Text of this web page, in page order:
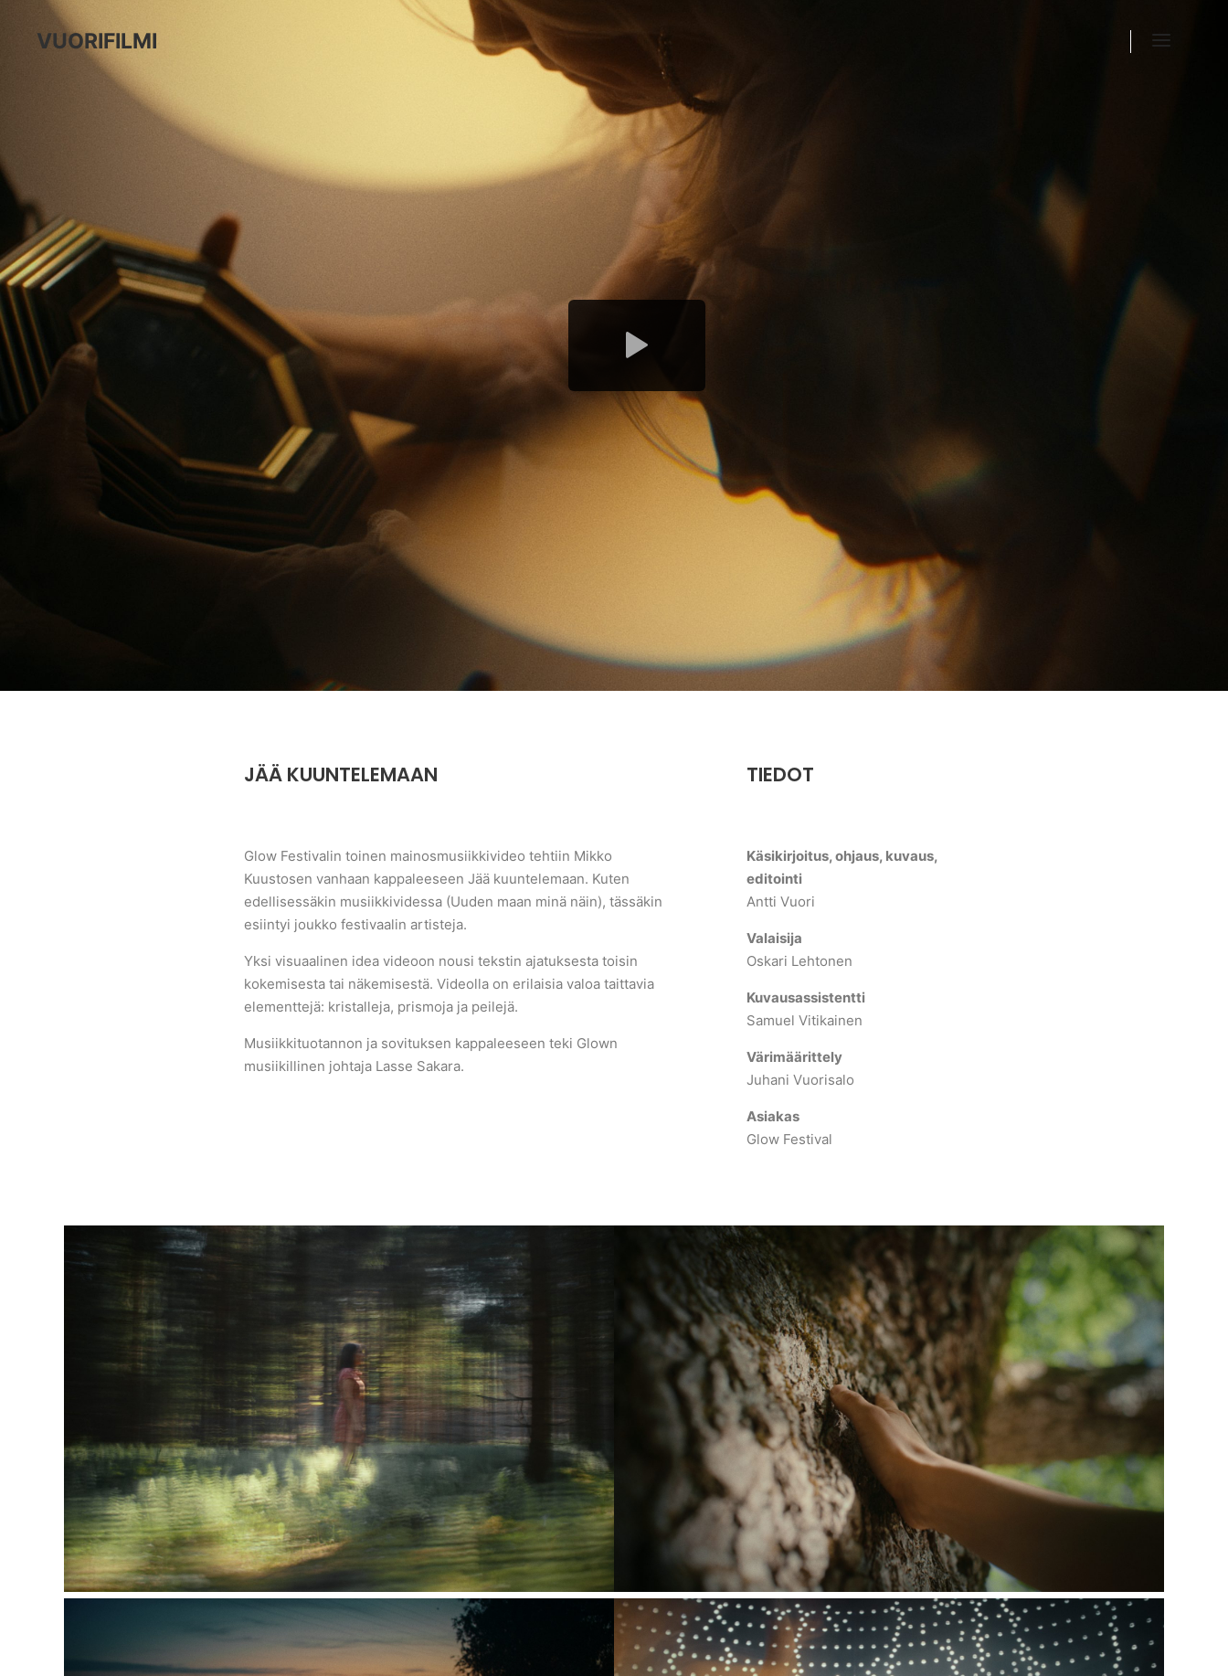
VUORIFILMI
JÄÄ KUUNTELEMAAN
Glow Festivalin toinen mainosmusiikkivideo tehtiin Mikko
Kuustosen vanhaan kappaleeseen Jää kuuntelemaan. Kuten
edellisessäkin musiikkividessa (Uuden maan minä näin), tässäkin
esiintyi joukko festivaalin artisteja.
Yksi visuaalinen idea videoon nousi tekstin ajatuksesta toisin
kokemisesta tai näkemisestä. Videolla on erilaisia valoa taittavia
elementtejä: kristalleja, prismoja ja peilejä.
Musiikkituotannon ja sovituksen kappaleeseen teki Glown
musiikillinen johtaja Lasse Sakara.
TIEDOT
Käsikirjoitus, ohjaus, kuvaus,
editointi
Antti Vuori
Valaisija
Oskari Lehtonen
Kuvausassistentti
Samuel Vitikainen
Värimäärittely
Juhani Vuorisalo
Asiakas
Glow Festival